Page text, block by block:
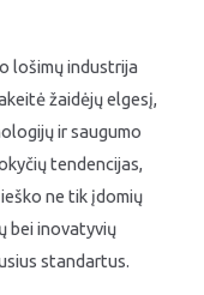
lošimų industrija
žaidėjų elgesį,
ir saugumo
tendencijas,
ne tik įdomių
bei inovatyvių
standartus.